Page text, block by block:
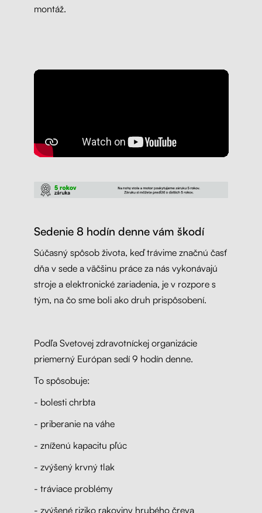
montáž.
Sedenie 8 hodín denne vám škodí
Súčasný spôsob života, keď trávime značnú časť
dňa v sede a väčšinu práce za nás vykonávajú
stroje a elektronické zariadenia, je v rozpore s
tým, na čo sme boli ako druh prispôsobení.
Podľa Svetovej zdravotníckej organizácie
priemerný Európan sedí 9 hodín denne.
To spôsobuje:
- bolesti chrbta
- priberanie na váhe
- zníženú kapacitu pľúc
- zvýšený krvný tlak
- tráviace problémy
- zvýšené riziko rakoviny hrubého čreva